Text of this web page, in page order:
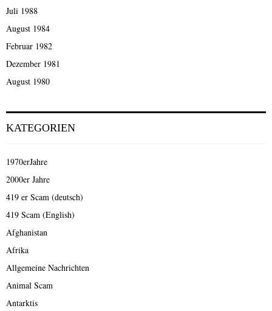
Juli 1988
August 1984
Februar 1982
Dezember 1981
August 1980
KATEGORIEN
1970erJahre
2000er Jahre
419 er Scam (deutsch)
419 Scam (English)
Afghanistan
Afrika
Allgemeine Nachrichten
Animal Scam
Antarktis